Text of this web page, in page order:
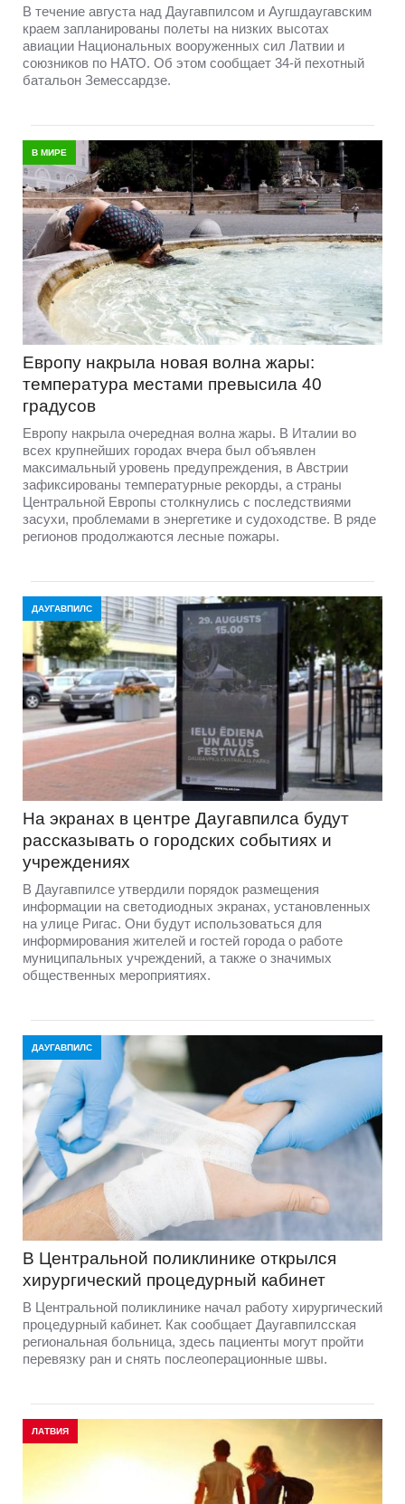
В течение августа над Даугавпилсом и Аугшдаугавским
краем запланированы полеты на низких высотах
авиации Национальных вооруженных сил Латвии и
союзников по НАТО. Об этом сообщает 34-й пехотный
батальон Земессардзе.
В МИРЕ
Европу накрыла новая волна жары:
температура местами превысила 40
градусов
Европу накрыла очередная волна жары. В Италии во
всех крупнейших городах вчера был объявлен
максимальный уровень предупреждения, в Австрии
зафиксированы температурные рекорды, а страны
Центральной Европы столкнулись с последствиями
засухи, проблемами в энергетике и судоходстве. В ряде
регионов продолжаются лесные пожары.
ДАУГАВПИЛС
На экранах в центре Даугавпилса будут
рассказывать о городских событиях и
учреждениях
В Даугавпилсе утвердили порядок размещения
информации на светодиодных экранах, установленных
на улице Ригас. Они будут использоваться для
информирования жителей и гостей города о работе
муниципальных учреждений, а также о значимых
общественных мероприятиях.
ДАУГАВПИЛС
В Центральной поликлинике открылся
хирургический процедурный кабинет
В Центральной поликлинике начал работу хирургический
процедурный кабинет. Как сообщает Даугавпилсская
региональная больница, здесь пациенты могут пройти
перевязку ран и снять послеоперационные швы.
ЛАТВИЯ